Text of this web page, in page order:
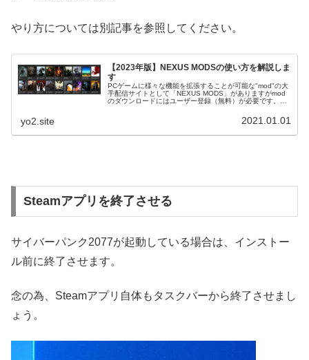
やり方については別記事を参照してください。
【2023年版】NEXUS MODSの使い方を解説しま
す
PCゲームに様々な機能を拡張することが可能な"mod"の大
手配信サイトとして「NEXUS MODS」がありますがmod
のダウンロードにはユーザー登録（無料）が必要です。こ
yo2.site 2021.01.01
Steamアプリを終了させる
サイバーパンク2077が起動している場合は、インストー
ル前に終了させます。
念の為、Steamアプリ自体もタスクバーから終了させまし
ょう。